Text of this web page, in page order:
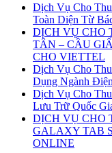
Dịch Vụ Cho
Toàn Diện Từ
DỊCH VỤ CHO
TÂN – CẦU
CHO VIETTEL
Dịch Vụ Cho
Dụng Ngành
Dịch Vụ Cho
Lưu Trữ Quốc
DỊCH VỤ CHO
GALAXY TAB
ONLINE